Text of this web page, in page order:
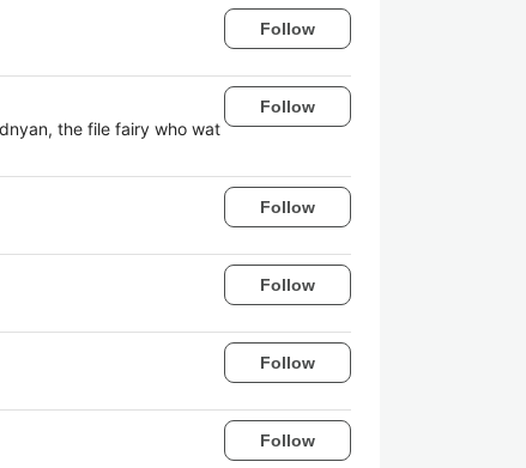
Follow
the file fairy who wat
Follow
Follow
Follow
Follow
Follow